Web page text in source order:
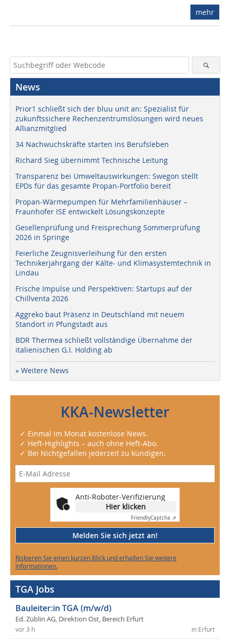
mehr
News
Prior1 schließt sich der bluu unit an: Spezialist für
zukunftssichere Rechenzentrumslösungen wird neues
Allianzmitglied
34 Nachwuchskräfte starten ins Berufsleben
Richard Sieg übernimmt Technische Leitung
Transparenz bei Umweltauswirkungen: Swegon stellt
EPDs für das gesamte Propan-Portfolio bereit
Propan-Wärmepumpen für Mehrfamilienhäuser –
Fraunhofer ISE entwickelt Lösungskonzepte
Gesellenprüfung und Freisprechung Sommerprüfung
2026 in Springe
Feierliche Zeugnisverleihung für den ersten
Technikerjahrgang der Kälte- und Klimasystemtechnik in
Lindau
Frische Impulse und Perspektiven: Startups auf der
Chillventa 2026
Aggreko baut Präsenz in Deutschland mit neuem
Standort in Pfungstadt aus
BDR Thermea schließt vollständige Übernahme der
italienischen G.I. Holding ab
» Weitere News
KKA-Newsletter
✓ Einmal im Monat kostenlose News.
✓ Heft-Highlights – auch ohne Heft-Abo.
✓ Bei Nichtgefallen jederzeit zu kündigen.
Anti-Roboter-Verifizierung
Hier klicken
FriendlyCaptcha ⇗
Melden Sie sich jetzt an!
Riskieren Sie einen kurzen Blick und erhalten Sie weitere
Informationen.
TGA Jobs
Bauleiter:in TGA (m/w/d)
Ed. Züblin AG, Direktion Ost, Bereich Erfurt
in Erfurt
vor 3 h